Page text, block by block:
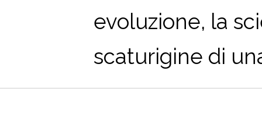
evoluzione, la
scaturigine di